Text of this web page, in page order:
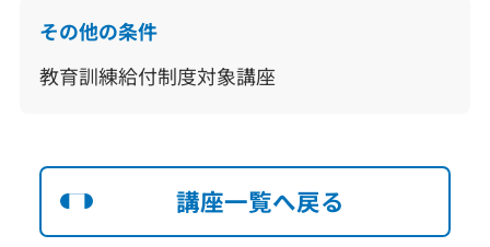
その他の条件
教育訓練給付制度対象講座
講座一覧へ戻る